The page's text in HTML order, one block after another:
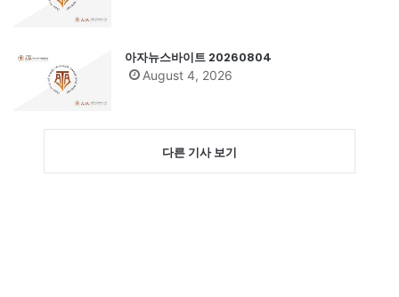
아자뉴스바이트 20260804
August 4, 2026
다른 기사 보기